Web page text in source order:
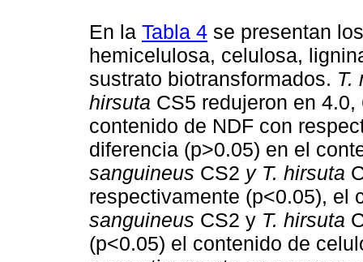
En la Tabla 4 se presentan
hemicelulosa, celulosa,
sustrato biotransformados. T.
hirsuta CS5 redujeron en
contenido de NDF con
diferencia (p>0.05) en el
sanguineus CS2 y T. hirsuta
respectivamente (p<0.05),
sanguineus CS2 y T. hirsuta
(p<0.05) el contenido de